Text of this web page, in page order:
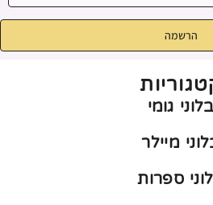
הרשמה
בלוני גומי
מיילר
ספרות